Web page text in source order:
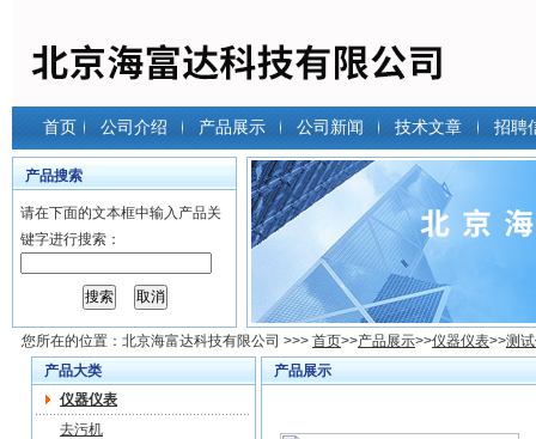
首页 公司介绍 产品展示 公司新闻 技术文章 招聘
产品搜索
请在下面的文本框中输入产品关
键字进行搜索：
您所在的位置： 北京海富达科技有限公司 >>> 首页>>产品展示>>仪器仪表>>测
产品大类
仪器仪表
去污机
产品展示